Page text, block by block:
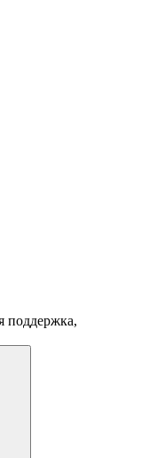
поддержка,